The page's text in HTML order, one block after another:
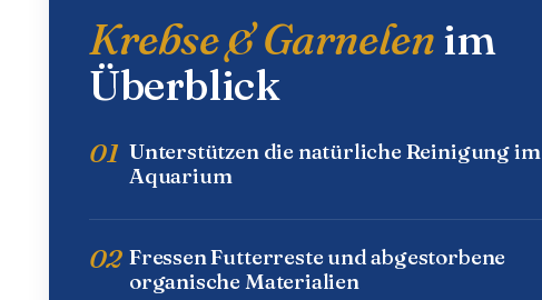
Krebse & Garnelenim
Überblick
01 Unterstützen die natürliche Reinigung im
Aquarium
02 Fressen Futterreste und abgestorbene
organische Materialien